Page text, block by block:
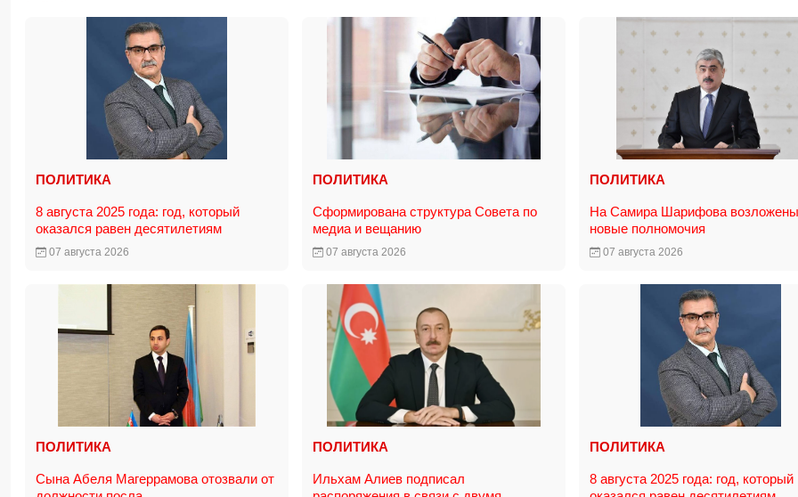
ПОЛИТИКА
8 августа 2025 года: год, который
оказался равен десятилетиям
07 августа 2026
ПОЛИТИКА
Сформирована структура Совета по
медиа и вещанию
07 августа 2026
ПОЛИТИКА
На Самира Шарифова возложены
новые полномочия
07 августа 2026
ПОЛИТИКА
Сына Абеля Магеррамова отозвали от
ПОЛИТИКА
Ильхам Алиев подписал
ПОЛИТИКА
8 августа 2025 года: год, который